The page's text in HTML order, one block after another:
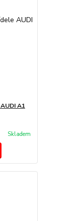
A1
Skladem